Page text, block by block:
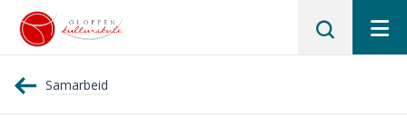
Gloppen
kulturskule
Samarbeid